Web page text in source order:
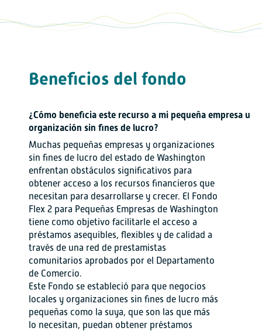
Beneficios del fondo
¿Cómo beneficia este recurso a mi pequeña empresa u
organización sin fines de lucro?
Muchas pequeñas empresas y organizaciones
sin fines de lucro del estado de Washington
enfrentan obstáculos significativos para
obtener acceso a los recursos financieros que
necesitan para desarrollarse y crecer. El Fondo
Flex 2 para Pequeñas Empresas de Washington
tiene como objetivo facilitarle el acceso a
préstamos asequibles, flexibles y de calidad a
través de una red de prestamistas
comunitarios aprobados por el Departamento
de Comercio.
Este Fondo se estableció para que negocios
locales y organizaciones sin fines de lucro más
pequeñas como la suya, que son las que más
lo necesitan, puedan obtener préstamos